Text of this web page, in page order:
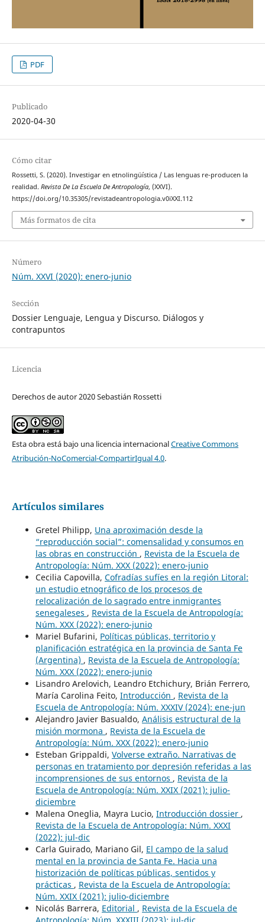
PDF
Publicado
2020-04-30
Cómo citar
Rossetti, S. (2020). Investigar en etnolingüística / Las lenguas re-producen la
realidad. Revista De La Escuela De Antropología, (XXVI).
https://doi.org/10.35305/revistadeantropologia.v0iXXI.112
Más formatos de cita
Número
Núm. XXVI (2020): enero-junio
Sección
Dossier Lenguaje, Lengua y Discurso. Diálogos y
contrapuntos
Licencia
Derechos de autor 2020 Sebastián Rossetti
Esta obra está bajo una licencia internacionalCreative Commons
Atribución-NoComercial-CompartirIgual 4.0.
Artículos similares
Gretel Philipp, Una aproximación desde la
“reproducción social”: comensalidad y consumos en
las obras en construcción , Revista de la Escuela de
Antropología: Núm. XXX (2022): enero-junio
Cecilia Capovilla, Cofradías sufíes en la región Litoral:
un estudio etnográfico de los procesos de
relocalización de lo sagrado entre inmigrantes
senegaleses , Revista de la Escuela de Antropología:
Núm. XXX (2022): enero-junio
Mariel Bufarini, Políticas públicas, territorio y
planificación estratégica en la provincia de Santa Fe
(Argentina) , Revista de la Escuela de Antropología:
Núm. XXX (2022): enero-junio
Lisandro Arelovich, Leandro Etchichury, Brián Ferrero,
María Carolina Feito, Introducción , Revista de la
Escuela de Antropología: Núm. XXXIV (2024): ene-jun
Alejandro Javier Basualdo, Análisis estructural de la
misión mormona , Revista de la Escuela de
Antropología: Núm. XXX (2022): enero-junio
Esteban Grippaldi, Volverse extraño. Narrativas de
personas en tratamiento por depresión referidas a las
incomprensiones de sus entornos , Revista de la
Escuela de Antropología: Núm. XXIX (2021): julio-
diciembre
Malena Oneglia, Mayra Lucio, Introducción dossier ,
Revista de la Escuela de Antropología: Núm. XXXI
(2022): jul-dic
Carla Guirado, Mariano Gil, El campo de la salud
mental en la provincia de Santa Fe. Hacia una
historización de políticas públicas, sentidos y
prácticas , Revista de la Escuela de Antropología:
Núm. XXIX (2021): julio-diciembre
Nicolás Barrera, Editorial , Revista de la Escuela de